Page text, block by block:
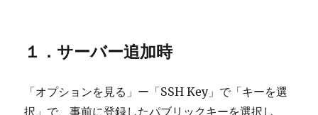
１．サーバー追加時
「オプションを見る」ー「SSH Key」で「キーを選
択」で、事前に登録したパブリックキーを選択し